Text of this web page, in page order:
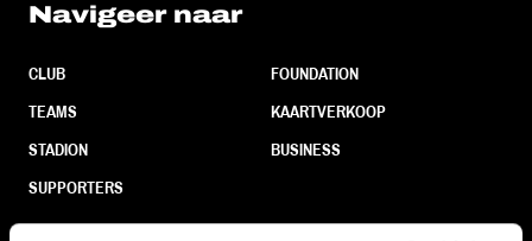
Navigeer naar
CLUB
TEAMS
STADION
SUPPORTERS
FOUNDATION
KAARTVERKOOP
BUSINESS